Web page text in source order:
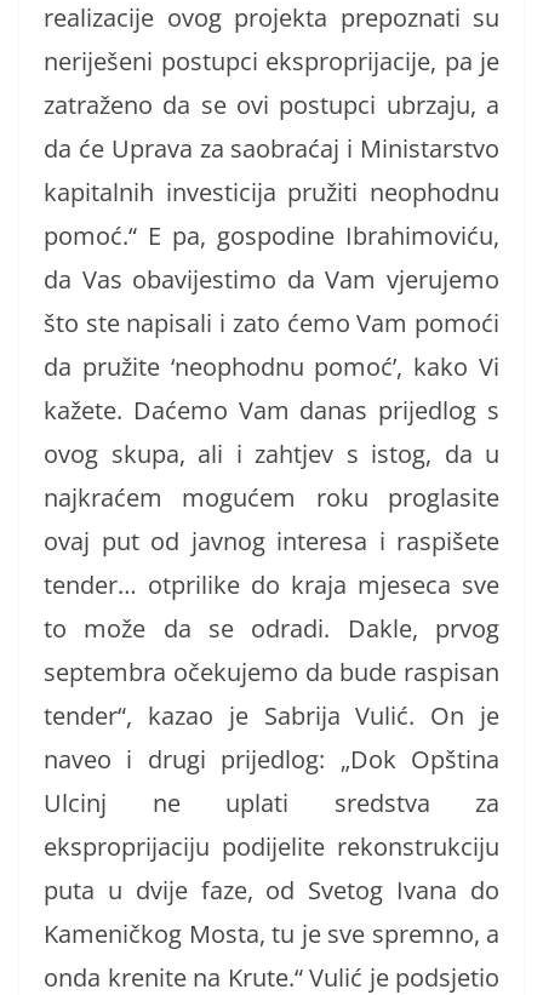
realizacije ovog projekta prepoznati su
neriješeni postupci eksproprijacije, pa je
zatraženo da se ovi postupci ubrzaju, a
da će Uprava za saobraćaj i Ministarstvo
kapitalnih investicija pružiti neophodnu
pomoć.“ E pa, gospodine Ibrahimoviću,
da Vas obavijestimo da Vam vjerujemo
što ste napisali i zato ćemo Vam pomoći
da pružite ‘neophodnu pomoć’, kako Vi
kažete. Daćemo Vam danas prijedlog s
ovog skupa, ali i zahtjev s istog, da u
najkraćem mogućem roku proglasite
ovaj put od javnog interesa i raspišete
tender… otprilike do kraja mjeseca sve
to može da se odradi. Dakle, prvog
septembra očekujemo da bude raspisan
tender“, kazao je Sabrija Vulić. On je
naveo i drugi prijedlog: „Dok Opština
Ulcinj ne uplati sredstva za
eksproprijaciju podijelite rekonstrukciju
puta u dvije faze, od Svetog Ivana do
Kameničkog Mosta, tu je sve spremno, a
onda krenite na Krute.“ Vulić je podsjetio